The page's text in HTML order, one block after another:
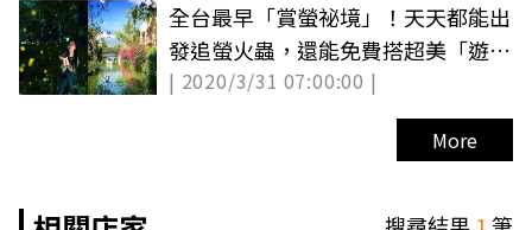
全台最早「賞螢祕境」！天天都能出
發追螢火蟲，還能免費搭超美「遊
艇」打卡
| 2020/3/31 07:00:00 |
More